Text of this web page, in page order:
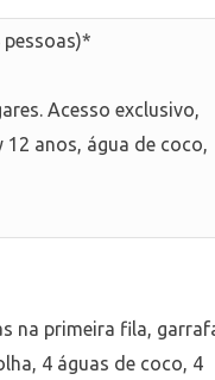
pessoas)*
Acesso exclusivo,
anos, água de coco,
na primeira fila,
4 águas de coco, 4